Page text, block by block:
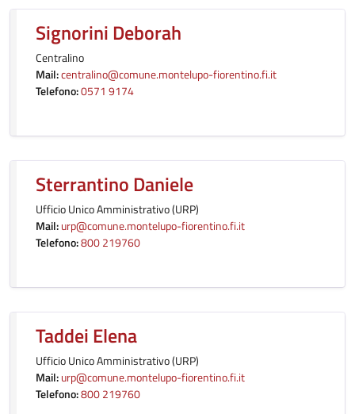
Signorini Deborah
Centralino
Mail:centralino@comune.montelupo-fiorentino.fi.it
Telefono:0571 9174
Sterrantino Daniele
Ufficio Unico Amministrativo (URP)
Mail:urp@comune.montelupo-fiorentino.fi.it
Telefono:800 219760
Taddei Elena
Ufficio Unico Amministrativo (URP)
Mail:urp@comune.montelupo-fiorentino.fi.it
Telefono:800 219760